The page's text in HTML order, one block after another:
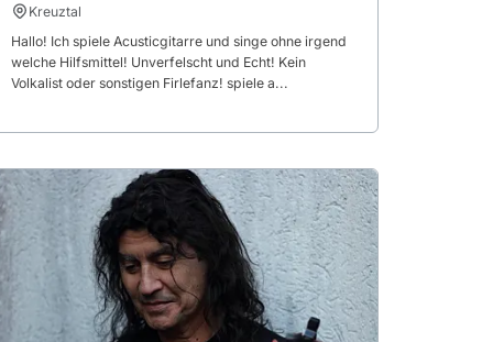
Kreuztal
Hallo! Ich spiele Acusticgitarre und singe ohne irgend
welche Hilfsmittel! Unverfelscht und Echt! Kein
Volkalist oder sonstigen Firlefanz! spiele a...